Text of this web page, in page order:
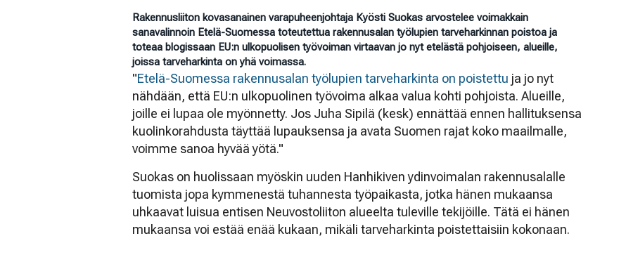
Rakennusliiton kovasanainen varapuheenjohtaja Kyösti Suokas arvostelee voimakkain
sanavalinnoin Etelä-Suomessa toteutettua rakennusalan työlupien tarveharkinnan poistoa ja
toteaa blogissaan EU:n ulkopuolisen työvoiman virtaavan jo nyt etelästä pohjoiseen, alueille,
joissa tarveharkinta on yhä voimassa.
"Etelä-Suomessa rakennusalan työlupien tarveharkinta on poistettu ja jo nyt
nähdään, että EU:n ulkopuolinen työvoima alkaa valua kohti pohjoista. Alueille,
joille ei lupaa ole myönnetty. Jos Juha Sipilä (kesk) ennättää ennen hallituksensa
kuolinkorahdusta täyttää lupauksensa ja avata Suomen rajat koko maailmalle,
voimme sanoa hyvää yötä."
Suokas on huolissaan myöskin uuden Hanhikiven ydinvoimalan rakennusalalle
tuomista jopa kymmenestä tuhannesta työpaikasta, jotka hänen mukaansa
uhkaavat luisua entisen Neuvostoliiton alueelta tuleville tekijöille. Tätä ei hänen
mukaansa voi estää enää kukaan, mikäli tarveharkinta poistettaisiin kokonaan.